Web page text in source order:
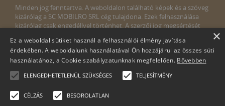
Minden jog fenntartva. A weboldalon található képek és a szöveg
kizárólag a SC MOBILRO SRL cég tulajdona. Ezek felhasználása
kizárólag csak engedéllyel történhet. A szerzői jog megsértését
megsértését észlelné, kérjük, jelezze ezt felénk a következő e-mail
címen:info@sweetgarden.hu
×
Ez a weboldal sütiket használ a felhasználói élmény javítása
érdekében. A weboldalunk használatával Ön hozzájárul az összes süti
használatához, a Cookie szabályzatunknak megfelelően. Bővebben
ELENGEDHETETLENÜL SZÜKSÉGES TELJESÍTMÉNY
CÉLZÁS BESOROLATLAN